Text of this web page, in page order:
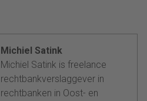
Michiel Satink
Michiel Satink is freelance
rechtbankverslaggever in
rechtbanken in Oost- en